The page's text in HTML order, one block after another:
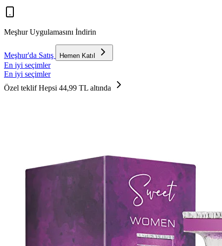
Meşhur Uygulamasını İndirin
Meşhur'da Satış Hemen Katıl
En iyi seçimler
En iyi seçimler
Özel teklif Hepsi 44,99 TL altında